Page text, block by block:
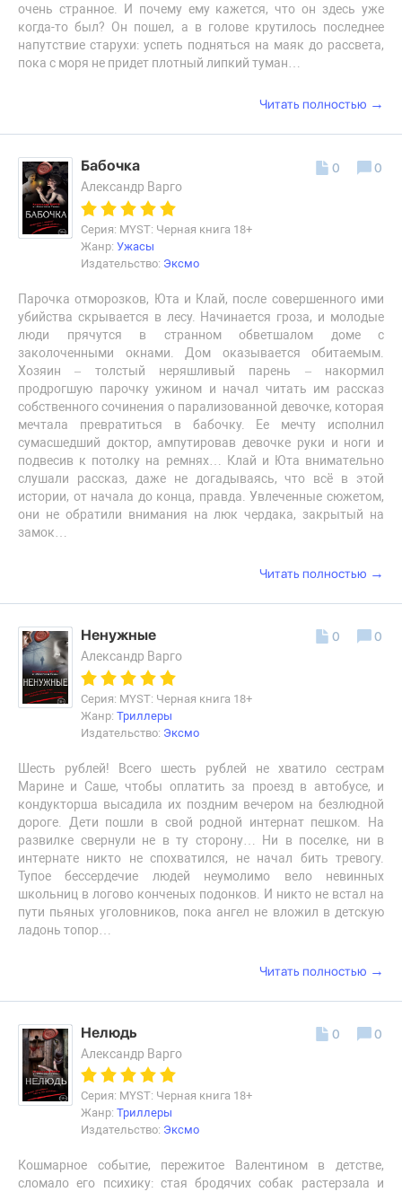
очень странное. И почему ему кажется, что он здесь уже
когда-то был? Он пошел, а в голове крутилось последнее
напутствие старухи: успеть подняться на маяк до рассвета,
пока с моря не придет плотный липкий туман…
Читать полностью →
Бабочка
Александр Варго
Серия: MYST: Черная книга 18+
Жанр: Ужасы
Издательство: Эксмо
Парочка отморозков, Юта и Клай, после совершенного ими
убийства скрывается в лесу. Начинается гроза, и молодые
люди прячутся в странном обветшалом доме с
заколоченными окнами. Дом оказывается обитаемым.
Хозяин – толстый неряшливый парень – накормил
продрогшую парочку ужином и начал читать им рассказ
собственного сочинения о парализованной девочке, которая
мечтала превратиться в бабочку. Ее мечту исполнил
сумасшедший доктор, ампутировав девочке руки и ноги и
подвесив к потолку на ремнях… Клай и Юта внимательно
слушали рассказ, даже не догадываясь, что всё в этой
истории, от начала до конца, правда. Увлеченные сюжетом,
они не обратили внимания на люк чердака, закрытый на
замок…
0 0
Читать полностью →
Ненужные
Александр Варго
Серия: MYST: Черная книга 18+
Жанр: Триллеры
Издательство: Эксмо
Шесть рублей! Всего шесть рублей не хватило сестрам
Марине и Саше, чтобы оплатить за проезд в автобусе, и
кондукторша высадила их поздним вечером на безлюдной
дороге. Дети пошли в свой родной интернат пешком. На
развилке свернули не в ту сторону… Ни в поселке, ни в
интернате никто не спохватился, не начал бить тревогу.
Тупое бессердечие людей неумолимо вело невинных
школьниц в логово конченых подонков. И никто не встал на
пути пьяных уголовников, пока ангел не вложил в детскую
ладонь топор…
0 0
Читать полностью →
Нелюдь
Александр Варго
Серия: MYST: Черная книга 18+
Жанр: Триллеры
Издательство: Эксмо
Кошмарное событие, пережитое Валентином в детстве,
сломало его психику: стая бродячих собак растерзала и
0 0